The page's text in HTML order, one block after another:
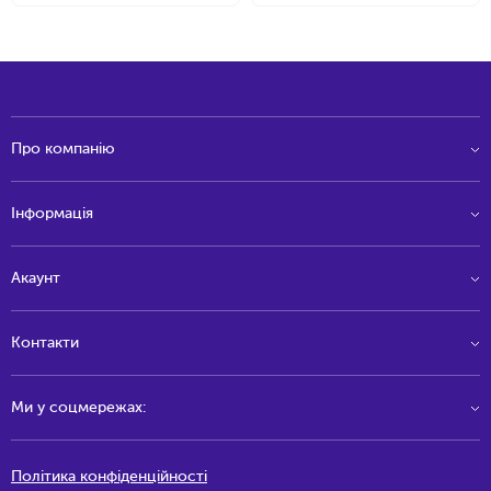
Про компанію
Інформація
Акаунт
Контакти
Ми у соцмережах:
Політика конфіденційності